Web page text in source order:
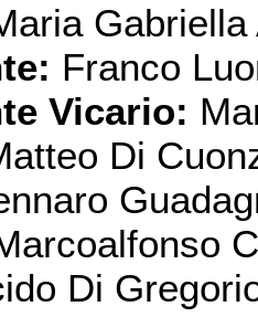
Gabriella
Franco
Vicario:
Di
Di